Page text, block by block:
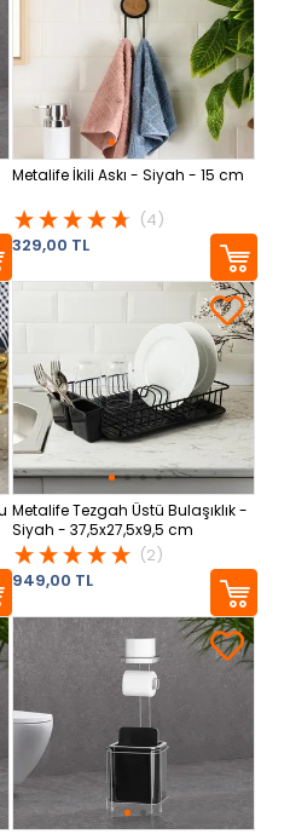
Metalife İkili Askı - Siyah - 15 cm
(4)
329,00 TL
Metalife Tezgah Üstü Bulaşıklık -
Siyah - 37,5x27,5x9,5 cm
(2)
949,00 TL